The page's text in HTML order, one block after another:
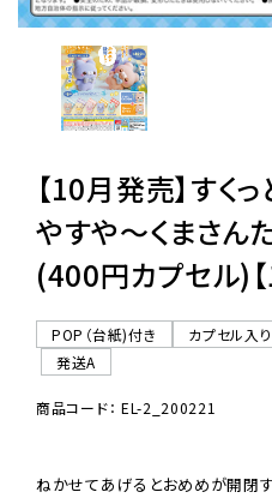
よくあるご質
06-
【10月発売】すく
やすや～くまさん
(400円カプセル)【
POP（台紙)付き
カプセル入り
発送A
商品コード： EL-2_200221
ねかせてあげるとおめめが開閉す